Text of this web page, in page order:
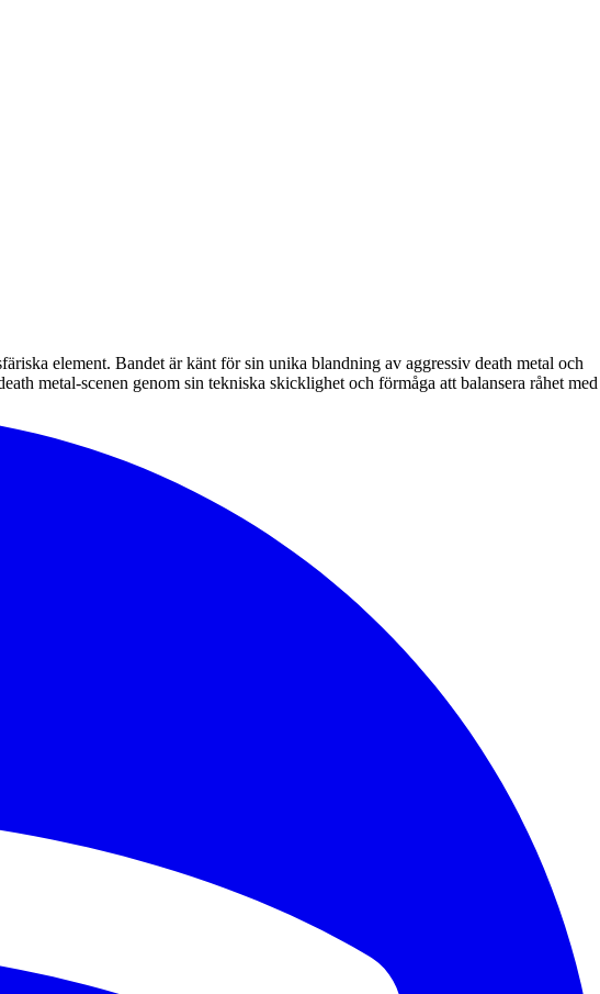
element. Bandet är känt för sin unika blandning av aggressiv death metal och
metal-scenen genom sin tekniska skicklighet och förmåga att balansera råhet med